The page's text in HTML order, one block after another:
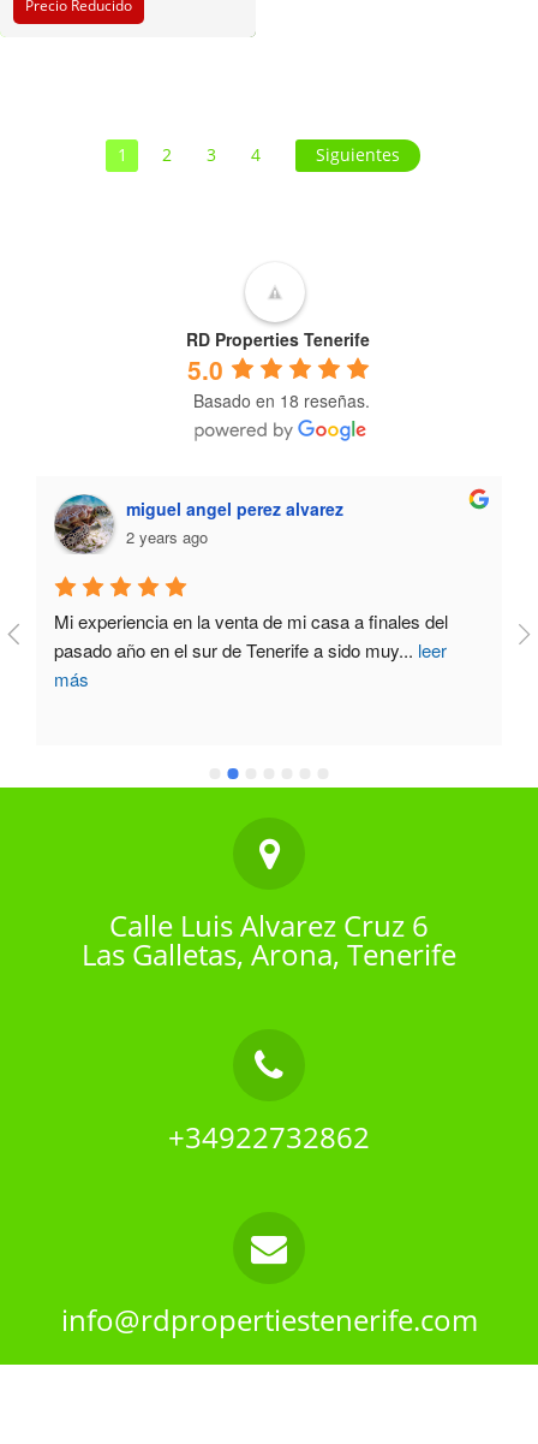
Precio Reducido
1 2 3 4 Siguientes
RD Properties Tenerife
5.0
Basado en 18 reseñas.
miguel angel perez alvarez
2 years ago
Mi experiencia en la venta de mi casa a finales del
pasado año en el sur de Tenerife a sido muy... leer
más
Calle Luis Alvarez Cruz 6
Las Galletas, Arona, Tenerife
+34922732862
info@rdpropertiestenerife.com